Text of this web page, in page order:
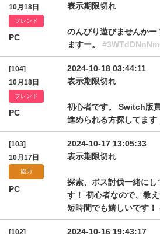
10月18日
フレンド
PC
表示期限切れ
のんびり遊びませんか
ますー。
[104]
10月18日
フレンド
PC
2024-10-18 03:44:11
表示期限切れ
初心者です。 Switch版
進められる方探してます
[103]
10月17日
協力
PC
2024-10-17 13:05:33
表示期限切れ
探索、ボス討伐一緒にし
す！ 初心者なので、教
短時間でも嬉しいです！
[102]
2024-10-16 19:43:17